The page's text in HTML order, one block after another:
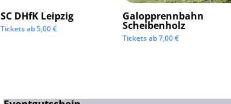
SC DHfK Leipzig
Tickets ab5,00€
Galopprennbahn
Scheibenholz
Tickets ab7,00€